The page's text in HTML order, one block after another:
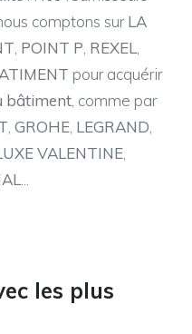
comptons surLA
, POINT P, REXEL,
pour acquérir
bâtiment, comme par
, GROHE, LEGRAND,
VALENTINE,
...
les plus